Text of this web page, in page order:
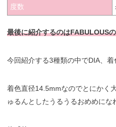
度数
最後に紹介するのはFABULOUS
今回紹介する3種類の中でDIA、着
着色直径14.5mmなのでとにかく
ゅるんとしたうるうるおめめに